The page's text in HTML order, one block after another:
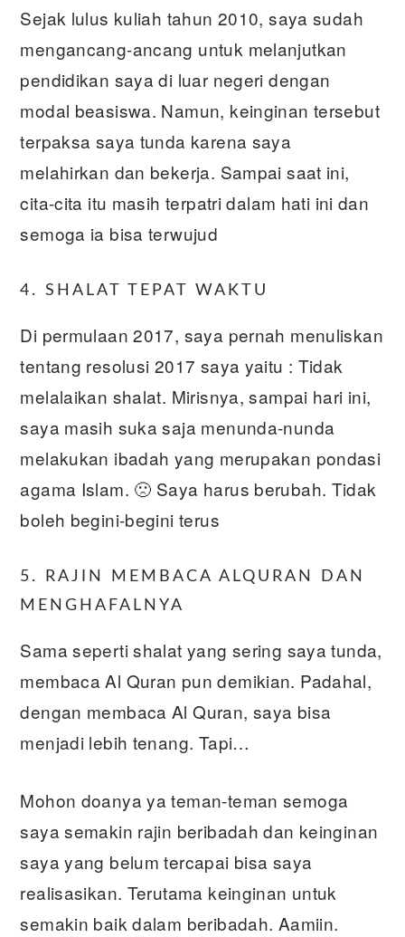
Sejak lulus kuliah tahun 2010, saya sudah
mengancang-ancang untuk melanjutkan
pendidikan saya di luar negeri dengan
modal beasiswa. Namun, keinginan tersebut
terpaksa saya tunda karena saya
melahirkan dan bekerja. Sampai saat ini,
cita-cita itu masih terpatri dalam hati ini dan
semoga ia bisa terwujud
4. SHALAT TEPAT WAKTU
Di permulaan 2017, saya pernah menuliskan
tentang resolusi 2017 saya yaitu : Tidak
melalaikan shalat. Mirisnya, sampai hari ini,
saya masih suka saja menunda-nunda
melakukan ibadah yang merupakan pondasi
agama Islam. 🙁 Saya harus berubah. Tidak
boleh begini-begini terus
5. RAJIN MEMBACA ALQURAN DAN
MENGHAFALNYA
Sama seperti shalat yang sering saya tunda,
membaca Al Quran pun demikian. Padahal,
dengan membaca Al Quran, saya bisa
menjadi lebih tenang. Tapi…
Mohon doanya ya teman-teman semoga
saya semakin rajin beribadah dan keinginan
saya yang belum tercapai bisa saya
realisasikan. Terutama keinginan untuk
semakin baik dalam beribadah. Aamiin.